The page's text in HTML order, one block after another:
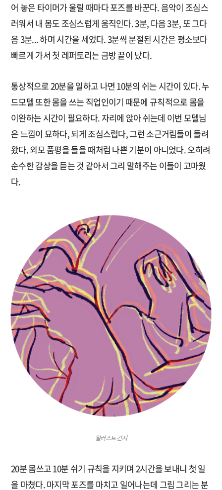
어 놓은 타이머가 울릴 때마다 포즈를 바꾼다. 음악이 조심스
러워서 내 몸도 조심스럽게 움직인다. 3분, 다음 3분, 또 그다
음 3분... 하며 시간을 세었다. 3분씩 분절된 시간은 평소보다
빠르게 가서 첫 레퍼토리는 금방 끝이 났다.
통상적으로 20분을 일하고 나면 10분의 쉬는 시간이 있다. 누
드모델 또한 몸을 쓰는 직업인이기 때문에 규칙적으로 몸을
이완하는 시간이 필요하다. 자리에 앉아 쉬는데 이번 모델님
은 느낌이 묘하다, 되게 조심스럽다, 그런 소근거림들이 들려
왔다. 외모 품평을 들을 때처럼 나쁜 기분이 아니었다. 오히려
순수한 감상을 듣는 것 같아서 그리 말해주는 이들이 고마웠
다.
일러스트 킨지
20분 몸쓰고 10분 쉬기 규칙을 지키며 2시간을 보내니 첫 일
을 마쳤다. 마지막 포즈를 마치고 일어나는데 그림 그리는 분